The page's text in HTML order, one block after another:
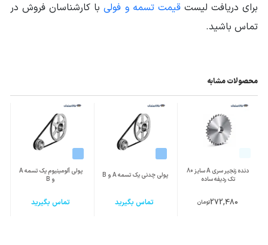
برای دریافت لیستقیمت تسمه و فولیبا کارشناسان فروش در
تماس باشید.
محصولات مشابه
دنده زنجیر سری A سایز 80
تک ردیفه ساده
272,480تومان
پولی چدنی یک تسمه A و B
تماس بگیرید
پولی آلومینیوم یک تسمه A
و B
تماس بگیرید